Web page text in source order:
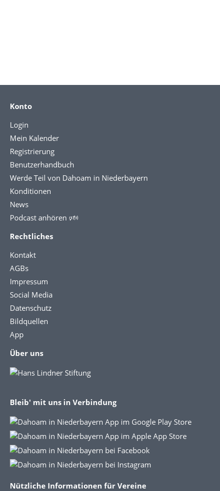
Konto
Login
Mein Kalender
Registrierung
Benutzerhandbuch
Werde Teil von Dahoam in Niederbayern
Konditionen
News
Podcast anhören 🕬
Rechtliches
Kontakt
AGBs
Impressum
Social Media
Datenschutz
Bildquellen
App
Über uns
Bleib' mit uns in Verbindung
Nützliche Informationen für Vereine